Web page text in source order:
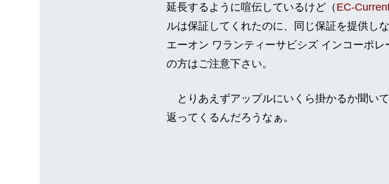
延長するように喧伝しているけど（ EC-
ルは保証してくれたのに、同じ保証を提供し
エーオン ワランティーサビシズ インコーポ
の方はご注意下さい。
とりあえずアップルにいくら掛かるか聞い
返ってくるんだろうなぁ。